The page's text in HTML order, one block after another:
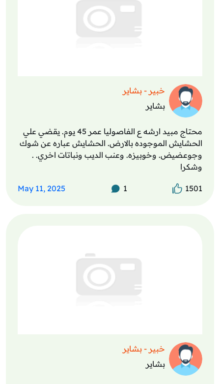
خبير - بشاير
بشاير
محتاج مبيد ارشه ع الفاصوليا عمر 45 يوم. يقضي علي
الحشايش الموجوده بالارض. الحشايش عباره عن شوك
وجوعضيض. وخوبيزه. وعنب الديب ونباتات اخري. .
وشكرا
1501
1
May 11, 2025
خبير - بشاير
بشاير